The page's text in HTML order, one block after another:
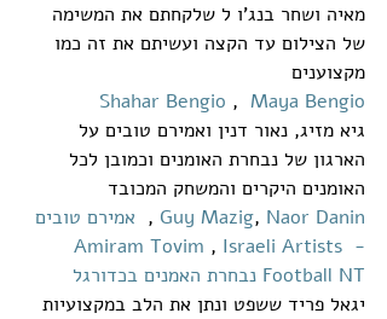
מאיה ושחר בנג'ו ל שלקחתם את המשימה
של הצילום עד הקצה ועשיתם את זה כמו
מקצוענים
Shahar Bengio , Maya Bengio
גיא מזיג, נאור דנין ואמירם טובים על
הארגון של נבחרת האומנים וכמובן לכל
האומנים היקרים והמשחק המכובד
Guy Mazig, Naor Danin
, אמירם טובים
- Amiram Tovim
, Israeli Artists
Football NT נבחרת האמנים בכדורגל
יגאל פריד ששפט ונתן את הלב במקצועיות